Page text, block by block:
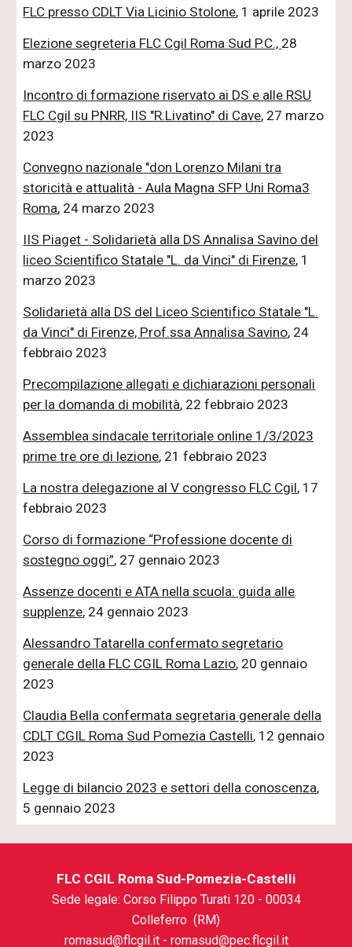
FLC presso CDLT Via Licinio Stolone, 1 aprile 2023
Elezione segreteria FLC Cgil Roma Sud P.C., 28
marzo 2023
Incontro di formazione riservato ai DS e alle RSU
FLC Cgil su PNRR, IIS "R.Livatino" di Cave, 27 marzo
2023
Convegno nazionale "don Lorenzo Milani tra
storicità e attualità - Aula Magna SFP Uni Roma3
Roma, 24 marzo 2023
IIS Piaget - Solidarietà alla DS Annalisa Savino del
liceo Scientifico Statale "L. da Vinci" di Firenze, 1
marzo 2023
Solidarietà alla DS del Liceo Scientifico Statale "L.
da Vinci" di Firenze, Prof.ssa Annalisa Savino, 24
febbraio 2023
Precompilazione allegati e dichiarazioni personali
per la domanda di mobilità, 22 febbraio 2023
Assemblea sindacale territoriale online 1/3/2023
prime tre ore di lezione, 21 febbraio 2023
La nostra delegazione al V congresso FLC Cgil, 17
febbraio 2023
Corso di formazione “Professione docente di
sostegno oggi”, 27 gennaio 2023
Assenze docenti e ATA nella scuola: guida alle
supplenze, 24 gennaio 2023
Alessandro Tatarella confermato segretario
generale della FLC CGIL Roma Lazio, 20 gennaio
2023
Claudia Bella confermata segretaria generale della
CDLT CGIL Roma Sud Pomezia Castelli, 12 gennaio
2023
Legge di bilancio 2023 e settori della conoscenza,
5 gennaio 2023
FLC CGIL Roma Sud-Pomezia-Castelli
Sede legale: Corso Filippo Turati 120- 00034
Colleferro (RM)
romasud@flcgil.it - romasud@pec.flcgil.it